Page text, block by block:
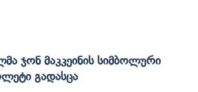
Ჯონ Მაკკეინის Სიმბოლური
Გადასცა